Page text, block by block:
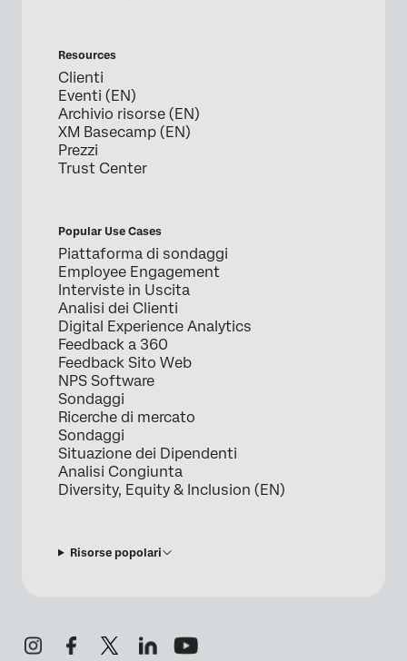
Resources
Clienti
Eventi (EN)
Archivio risorse (EN)
XM Basecamp (EN)
Prezzi
Trust Center
Popular Use Cases
Piattaforma di sondaggi
Employee Engagement
Interviste in Uscita
Analisi dei Clienti
Digital Experience Analytics
Feedback a 360
Feedback Sito Web
NPS Software
Sondaggi
Ricerche di mercato
Sondaggi
Situazione dei Dipendenti
Analisi Congiunta
Diversity, Equity & Inclusion (EN)
Risorse popolari